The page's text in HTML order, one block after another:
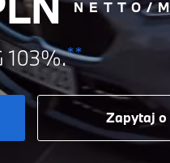
NETTO/
103%.**
Zapytaj o